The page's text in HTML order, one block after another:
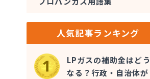
人気記事ランキング
LPガスの補助金はどう
なる？行政・自治体が